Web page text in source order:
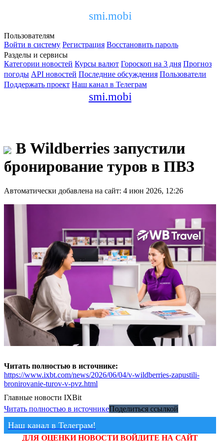
smi.mobi
Пользователям
Войти в систему Регистрация Восстановить пароль
Разделы и сервисы
Категории новостей Курсы валют Гороскоп на 3 дня Прогноз
погоды API новостей Последние обсуждения Пользователи
Поддержать проект Наш канал в Телеграм
smi.mobi
В Wildberries запустили
бронирование туров в ПВЗ
Автоматически добавлена на сайт: 4 июн 2026, 12:26
Читать полностью в источнике:
https://www.ixbt.com/news/2026/06/04/v-wildberries-zapustili-
bronirovanie-turov-v-pvz.html
Главные новости IXBit
Читать полностью в источникеПоделиться ссылкой
Наш канал в Телеграм!
ДЛЯ ОЦЕНКИ НОВОСТИ ВОЙДИТЕ НА САЙТ